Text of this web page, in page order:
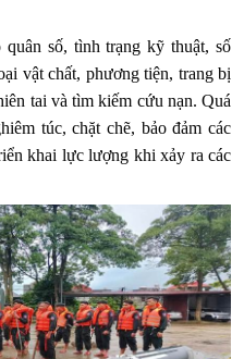
số, tình trạng kỹ thuật, số
vật chất, phương tiện, trang bị
tai và tìm kiếm cứu nạn. Quá
túc, chặt chẽ, bảo đảm các
khai lực lượng khi xảy ra các